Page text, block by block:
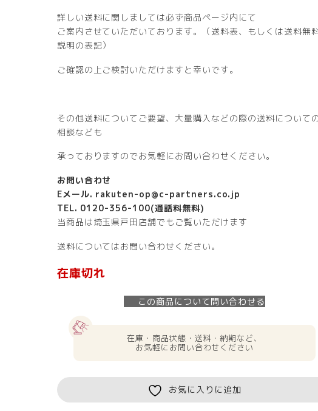
詳しい送料に関しましては必ず商品ページ内にて
ご案内させていただいております。（送料表、もしくは送料無
説明の表記）
ご確認の上ご検討いただけますと幸いです。
その他送料についてご要望、大量購入などの際の送料について
相談なども
承っておりますのでお気軽にお問い合わせください。
お問い合わせ
Eメール. rakuten-op@c-partners.co.jp
TEL. 0120-356-100(通話料無料)
当商品は埼玉県戸田店舗でもご覧いただけます
送料についてはお問い合わせください。
在庫切れ
この商品について問い合わせる
在庫・商品状態・送料・納期など、
お気軽にお問い合わせください
お気に入りに追加